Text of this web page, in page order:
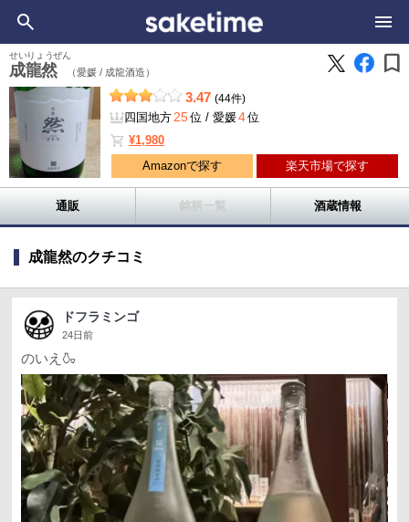
成龍然
せいりょうぜん
（愛媛 / 成龍酒造） bookmark
3.47 (44件)
四国地方 25位 / 愛媛4位
shopping_cart ¥1,980
Amazonで探す 楽天市場で探す
通販 銘柄一覧 酒蔵情報
成龍然のクチコミ
ドフラミンゴ
24日前
のいえ🍶